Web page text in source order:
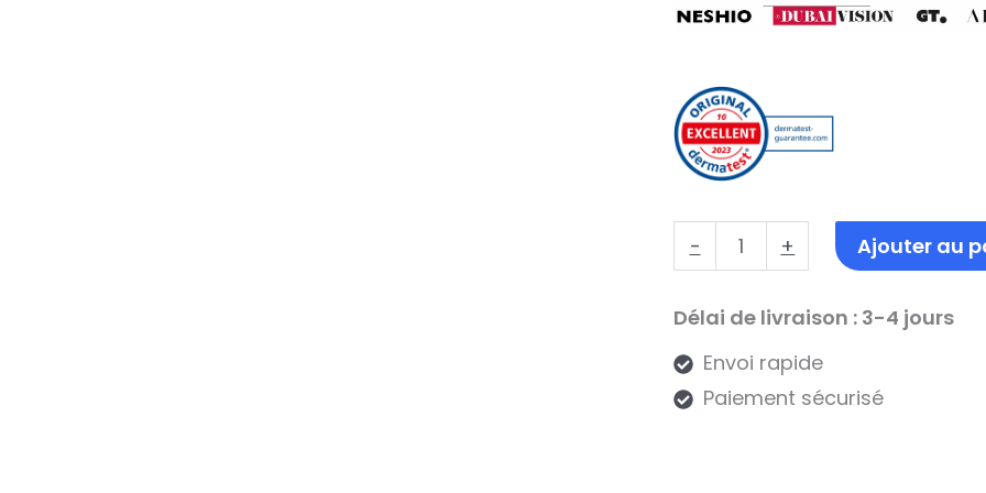
-
quantité
de
Avush
&
Altersflecken
+ Ajouter au
Délai de livraison : 3-4 jours
Envoi rapide
Paiement sécurisé